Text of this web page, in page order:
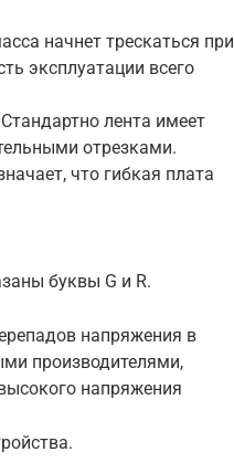
начнет трескаться при
эксплуатации всего
лента имеет
отрезками.
что гибкая плата
буквы G и R.
напряжения в
производителями,
напряжения